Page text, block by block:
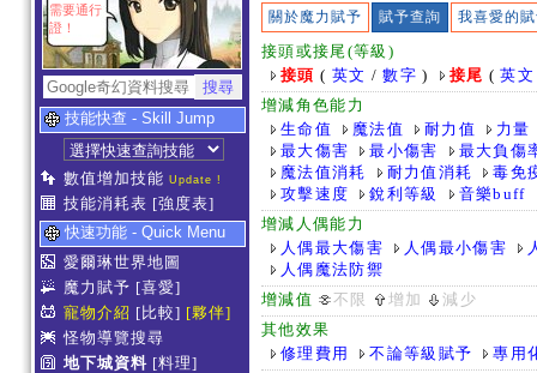
需要通行
證！
技能快查 - Skill Jump
數值增加技能 Update !
技能消耗表 [強度表]
快速功能 - Quick Menu
愛爾琳世界地圖
魔力賦予 [喜愛]
寵物介紹 [比較] [夥伴]
怪物導覽搜尋
地下城資料 [料理]
關於魔力賦予 賦予查詢 我喜愛的
接頭或接尾(等級)
接頭 ( 英文 /數字 ) 接尾 (英文
增減角色能力
生命值
魔法值 耐力值
力量
最大傷害
最小傷害
最大負傷
魔法值消耗
耐力值消耗
毒免
攻擊速度
銳利等級
音樂buff
增減人偶能力
人偶最大傷害
人偶最小傷害
人偶魔法防禦
增減值
不限 增加
減少
其他效果
修理費用
不論等級賦予
專用